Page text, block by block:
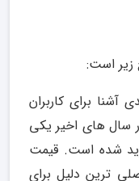
است:
آشنا برای کاربران
سال های اخیر یکی
شده است. قیمت
ترین دلیل برای